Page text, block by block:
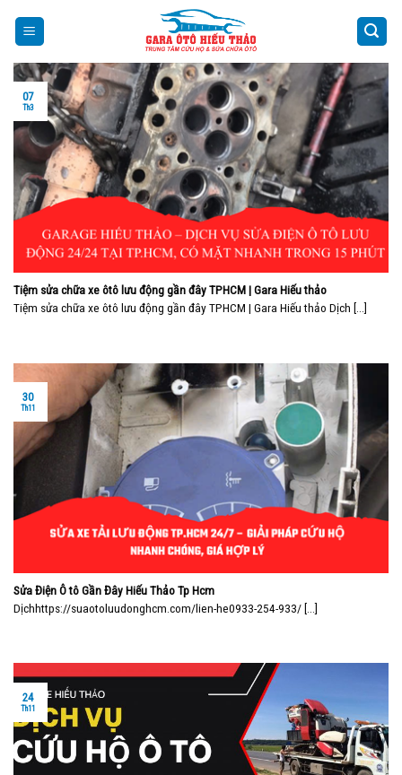
Tiệm sửa chữa xe ôtô lưu động gần đây TPHCM | Gara Hiếu thảo
Tiệm sửa chữa xe ôtô lưu động gần đây TPHCM | Gara Hiếu thảo Dịch [...]
07
Th3
Sửa Điện Ô tô Gần Đây Hiếu Thảo Tp Hcm
Dịchhttps://suaotoluudonghcm.com/lien-he0933-254-933/ [...]
30
Th11
24
Th11